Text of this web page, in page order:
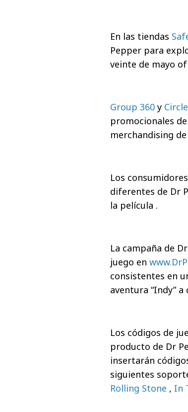
En las tiendas
Pepper para
veinte de mayo
Group 360 y
promocionales
merchandising
Los
diferentes de Dr
la película .
La campaña de
juego en
consistentes en
aventura “Indy”
Los códigos de
producto de Dr
insertarán
siguientes
Rolling Stone , In